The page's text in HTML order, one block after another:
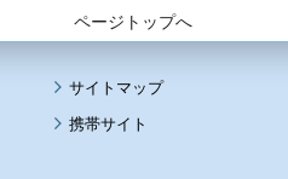
ページトップへ
サイトマップ
携帯サイト